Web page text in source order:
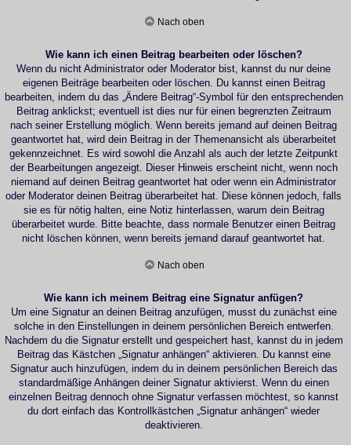
Nach oben
Wie kann ich einen Beitrag bearbeiten oder löschen?
Wenn du nicht Administrator oder Moderator bist, kannst du nur deine
eigenen Beiträge bearbeiten oder löschen. Du kannst einen Beitrag
bearbeiten, indem du das „Ändere Beitrag“-Symbol für den entsprechenden
Beitrag anklickst; eventuell ist dies nur für einen begrenzten Zeitraum
nach seiner Erstellung möglich. Wenn bereits jemand auf deinen Beitrag
geantwortet hat, wird dein Beitrag in der Themenansicht als überarbeitet
gekennzeichnet. Es wird sowohl die Anzahl als auch der letzte Zeitpunkt
der Bearbeitungen angezeigt. Dieser Hinweis erscheint nicht, wenn noch
niemand auf deinen Beitrag geantwortet hat oder wenn ein Administrator
oder Moderator deinen Beitrag überarbeitet hat. Diese können jedoch, falls
sie es für nötig halten, eine Notiz hinterlassen, warum dein Beitrag
überarbeitet wurde. Bitte beachte, dass normale Benutzer einen Beitrag
nicht löschen können, wenn bereits jemand darauf geantwortet hat.
Nach oben
Wie kann ich meinem Beitrag eine Signatur anfügen?
Um eine Signatur an deinen Beitrag anzufügen, musst du zunächst eine
solche in den Einstellungen in deinem persönlichen Bereich entwerfen.
Nachdem du die Signatur erstellt und gespeichert hast, kannst du in jedem
Beitrag das Kästchen „Signatur anhängen“ aktivieren. Du kannst eine
Signatur auch hinzufügen, indem du in deinem persönlichen Bereich das
standardmäßige Anhängen deiner Signatur aktivierst. Wenn du einen
einzelnen Beitrag dennoch ohne Signatur verfassen möchtest, so kannst
du dort einfach das Kontrollkästchen „Signatur anhängen“ wieder
deaktivieren.